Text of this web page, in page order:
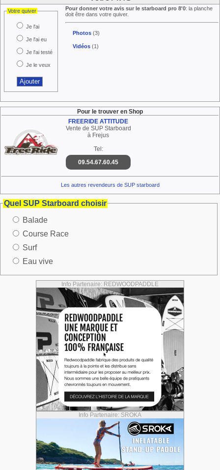
Votre quiver
Je l'ai
Je l'ai eu
Je l'ai testé
Je le veux
Pour donner votre avis sur le starboard pro 8'0: la planche
doit être dans votre quiver.
Photos (3)
Vidéos (1)
Pour le trouver en Shop
FREERIDE ATTITUDE
Vente de SUP Starboard
à Frejus
Tel:
09.54.67.60.45
Les autres revendeurs de SUP starboard
Quel SUP Starboard choisir
Balade
Course Race
Surf
Eau vive
Info Partenaire: REDWOODPADDLE
Info Partenaire: SROKA